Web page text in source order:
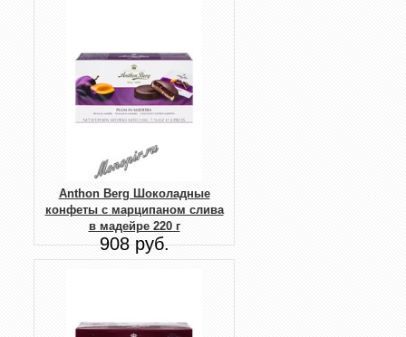
Anthon Berg Шоколадные
конфеты с марципаном слива
в мадейре 220 г
908 руб.